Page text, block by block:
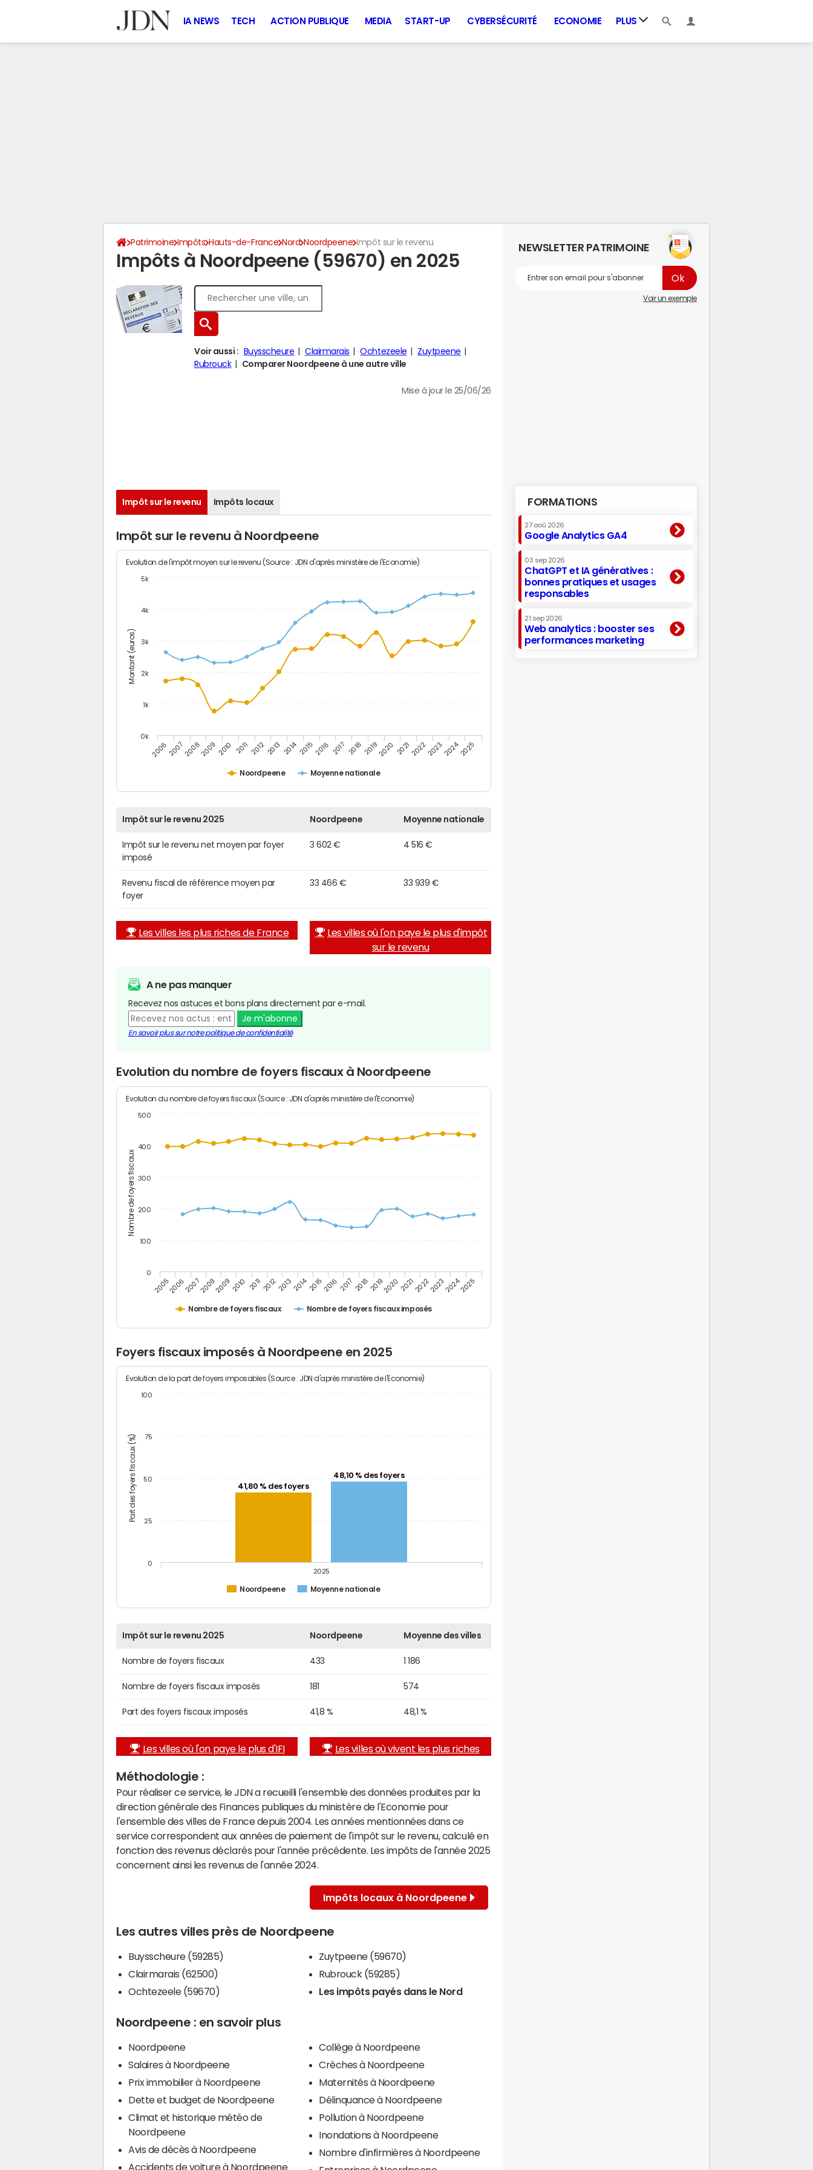
IA NEWS TECH ACTION PUBLIQUE MEDIA START-UP CYBERSÉCURITÉ ECONOMIE PLUS
Patrimoine Impôts Hauts-de-France Nord Noordpeene Impôt sur le revenu
Impôts à Noordpeene (59670) en 2025
Voir aussi : Buysscheure Clairmarais Ochtezeele
Zuytpeene
Rubrouck
Comparer Noordpeene à une autre ville
Mise à jour le 25/06/26
Impôt sur le revenu Impôts locaux
Impôt sur le revenu à Noordpeene
Montant (euros)
Evolution de l'impôt moyen sur le revenu (Source : JDN d'après ministère de l'Economie)
Noordpeene Moyenne nationale
20062007200820092010 2011 20122013 201420152016 2017 201820192020 20212022202320242025
0k
1k
2k
3k
4k
5k
Impôt sur le revenu 2025 Noordpeene Moyenne nationale
Impôt sur le revenu net moyen par foyer
imposé
3 602 € 4 516 €
Revenu fiscal de référence moyen par
foyer
33 466 € 33 939 €
Les villes les plus riches de France
Les villes où l'on paye le plus d'impôt
sur le revenu
A ne pas manquer
Recevez nos astuces et bons plans directement par e-mail.
Je m'abonne
En savoir plus sur notre politique de confidentialité
Evolution du nombre de foyers fiscaux à Noordpeene
Nombre de foyers fiscaux
Evolution du nombre de foyers fiscaux (Source : JDN d'après ministère de l'Economie)
Nombre de foyers fiscaux Nombre de foyers fiscaux imposés
200520062007200820092010 201120122013201420152016 2017 20182019202020212022202320242025
0
100
200
300
400
500
Foyers fiscaux imposés à Noordpeene en 2025
Part des foyers fiscaux (%)
Evolution de la part de foyers imposables (Source : JDN d'après ministère de l'Economie)
41,80 % des foyers
48,10 % des foyers
Noordpeene Moyenne nationale
2025
0
25
50
75
100
Impôt sur le revenu 2025 Noordpeene Moyenne des villes
Nombre de foyers fiscaux 433 1 186
Nombre de foyers fiscaux imposés 181 574
Part des foyers fiscaux imposés 41,8 % 48,1 %
Les villes où l'on paye le plus d'IFI Les villes où vivent les plus riches
Méthodologie :
Pour réaliser ce service, le JDN a recueilli l'ensemble des données produites par la
direction générale des Finances publiques du ministère de l'Economie pour
l'ensemble des villes de France depuis 2004. Les années mentionnées dans ce
service correspondent aux années de paiement de l'impôt sur le revenu, calculé en
fonction des revenus déclarés pour l'année précédente. Les impôts de l'année 2025
concernent ainsi les revenus de l'année 2024.
Impôts locaux à Noordpeene
Les autres villes près de Noordpeene
Buysscheure (59285)
Clairmarais (62500)
Ochtezeele (59670)
Zuytpeene (59670)
Rubrouck (59285)
Les impôts payés dans le Nord
Noordpeene : en savoir plus
Noordpeene
Salaires à Noordpeene
Prix immobilier à Noordpeene
Dette et budget de Noordpeene
Climat et historique météo de
Noordpeene
Avis de décès à Noordpeene
Accidents de voiture à Noordpeene
Collège à Noordpeene
Crèches à Noordpeene
Maternités à Noordpeene
Délinquance à Noordpeene
Pollution à Noordpeene
Inondations à Noordpeene
Nombre d'infirmières à Noordpeene
NEWSLETTER PATRIMOINE
Voir un exemple
FORMATIONS
27 aoû 2026
Google Analytics GA4
03 sep 2026
ChatGPT et IA génératives :
bonnes pratiques et usages
responsables
21 sep 2026
Web analytics : booster ses
performances marketing